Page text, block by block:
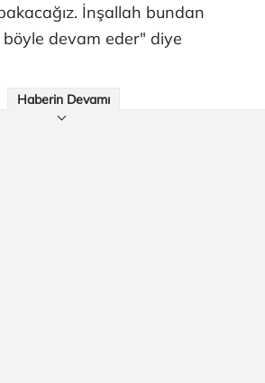
İnşallah bundan
böyle devam eder" diye
Haberin Devamı